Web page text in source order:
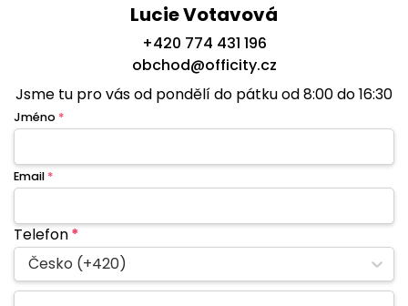
Lucie Votavová
+420 774 431 196
obchod@officity.cz
Jsme tu pro vás od pondělí do pátku od 8:00 do 16:30
Jméno *
Email *
Telefon*
Česko (+420)